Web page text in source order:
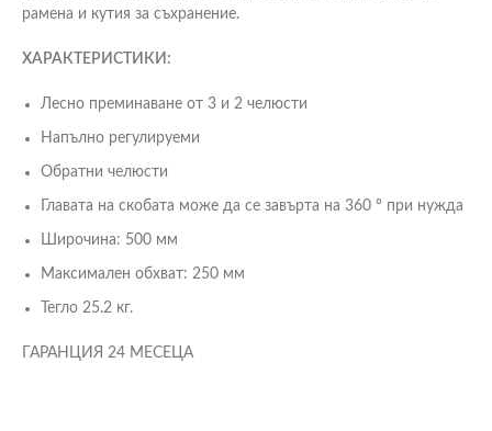
рамена и кутия за съхранение.
ХАРАКТЕРИСТИКИ:
Лесно преминаване от 3 и 2 челюсти
Напълно регулируеми
Обратни челюсти
Главата на скобата може да се завърта на 360 ° при нужда
Широчина: 500 мм
Максимален обхват: 250 мм
Тегло 25.2 кг.
ГАРАНЦИЯ 24 МЕСЕЦА